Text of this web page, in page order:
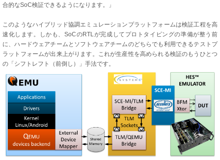
合的なSoC検証できるようになります。」
このようなハイブリッド協調エミュレーションプラットフォームは検証工程を高
速化します。しかも、SoCのRTLが完成してプロトタイピングの準備が整う前
に、ハードウェアチームとソフトウェアチームのどちらでも利用できるテストプ
ラットフォームが出来上がります。これが生産性を高められる検証のもうひとつ
の「シフトレフト（前倒し）」手法です。